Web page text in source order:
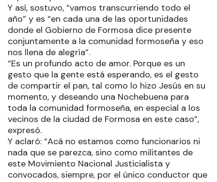
Y así, sostuvo, “vamos transcurriendo todo el
año” y es “en cada una de las oportunidades
donde el Gobierno de Formosa dice presente
conjuntamente a la comunidad formoseña y eso
nos llena de alegría”.
“Es un profundo acto de amor. Porque es un
gesto que la gente está esperando, es el gesto
de compartir el pan, tal como lo hizo Jesús en su
momento, y deseando una Nochebuena para
toda la comunidad formoseña, en especial a los
vecinos de la ciudad de Formosa en este caso”,
expresó.
Y aclaró: “Acá no estamos como funcionarios ni
nada que se parezca, sino como militantes de
este Movimiento Nacional Justicialista y
convocados, siempre, por el único conductor que